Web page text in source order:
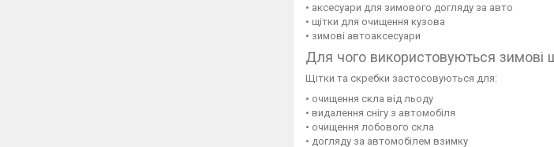
• аксесуари для зимового догляду за авто
• щітки для очищення кузова
• зимові автоаксесуари
Для чого використовуються зимові
Щітки та скребки застосовуються для:
• очищення скла від льоду
• видалення снігу з автомобіля
• очищення лобового скла
• догляду за автомобілем взимку